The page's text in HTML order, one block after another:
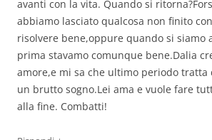
avanti con la vita. Quando si
abbiamo lasciato qualcosa non finito
risolvere bene,oppure quando si siamo
prima stavamo comunque bene.Dalia
amore,e mi sa che ultimo periodo tratta
un brutto sogno.Lei ama e vuole fare
alla fine. Combatti!